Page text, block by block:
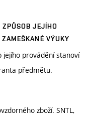
ZPŮSOB JEJÍHO
VÝUKY
jejího provádění stanoví
předmětu.
zboží. SNTL,